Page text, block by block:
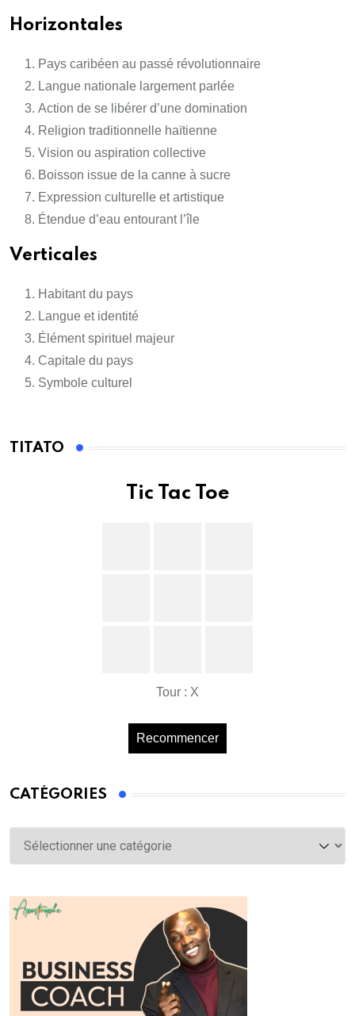
Horizontales
Pays caribéen au passé révolutionnaire
Langue nationale largement parlée
Action de se libérer d’une domination
Religion traditionnelle haïtienne
Vision ou aspiration collective
Boisson issue de la canne à sucre
Expression culturelle et artistique
Étendue d’eau entourant l’île
Verticales
Habitant du pays
Langue et identité
Élément spirituel majeur
Capitale du pays
Symbole culturel
TITATO
Tic Tac Toe
Tour : X
Recommencer
CATÉGORIES
Catégories